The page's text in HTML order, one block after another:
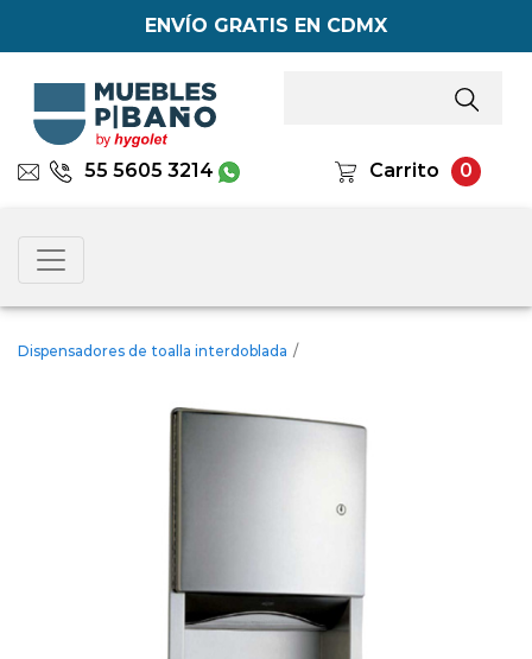
ENVÍO GRATIS EN CDMX
55 5605 3214 Carrito 0
Dispensadores de toalla interdoblada /